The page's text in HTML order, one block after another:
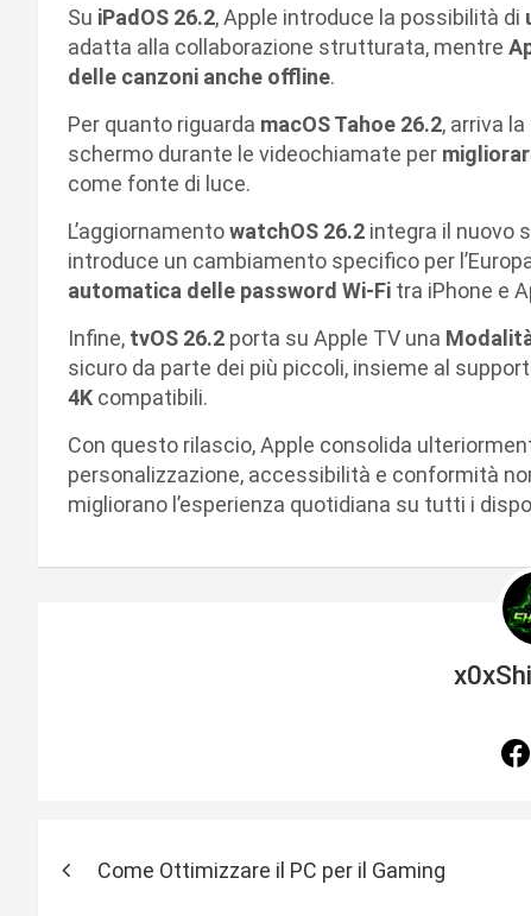
Su iPadOS 26.2, Apple introduce la possibilità di
adatta alla collaborazione strutturata, mentre
delle canzoni anche offline.
Per quanto riguarda macOS Tahoe 26.2, arriva
schermo durante le videochiamate per
come fonte di luce.
L’aggiornamentowatchOS 26.2 integra il nuovo
introduce un cambiamento specifico per
automatica delle password Wi-Fi tra iPhone e
Infine, tvOS 26.2 porta su Apple TV una
sicuro da parte dei più piccoli, insieme al
4K compatibili.
Con questo rilascio, Apple consolida
personalizzazione, accessibilità e conformità
migliorano l’esperienza quotidiana su tutti i
Come Ottimizzare il PC per il Gaming